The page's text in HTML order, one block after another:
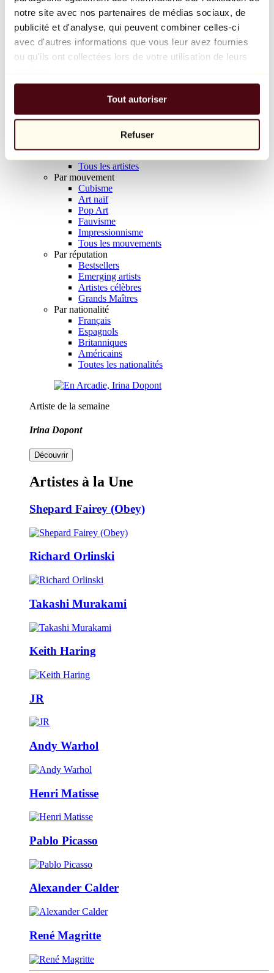
notre site avec nos partenaires de médias sociaux, de
publicité et d'analyse, qui peuvent combiner celles-ci
avec d'autres informations que vous leur avez fournies
ou qu'ils ont collectées lors de votre utilisation de leurs
Tout autoriser
Refuser
Balloon Dog (Orange)
Jeff Koons
10 000 €
Parcourir
Tous les sculpteurs
Tous les photographes
Tous les artistes
Par mouvement
Cubisme
Art naïf
Pop Art
Fauvisme
Impressionnisme
Tous les mouvements
Par réputation
Bestsellers
Emerging artists
Artistes célèbres
Grands Maîtres
Par nationalité
Français
Espagnols
Britanniques
Américains
Toutes les nationalités
Artiste de la semaine
Irina Dopont
Découvrir
Artistes à la Une
Shepard Fairey (Obey)
Richard Orlinski
Takashi Murakami
Keith Haring
JR
Andy Warhol
Henri Matisse
Pablo Picasso
Alexander Calder
René Magritte